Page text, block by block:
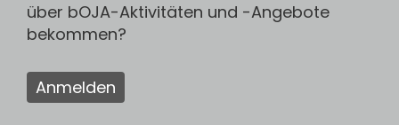
über bOJA-Aktivitäten und -Angebote
bekommen?
Anmelden